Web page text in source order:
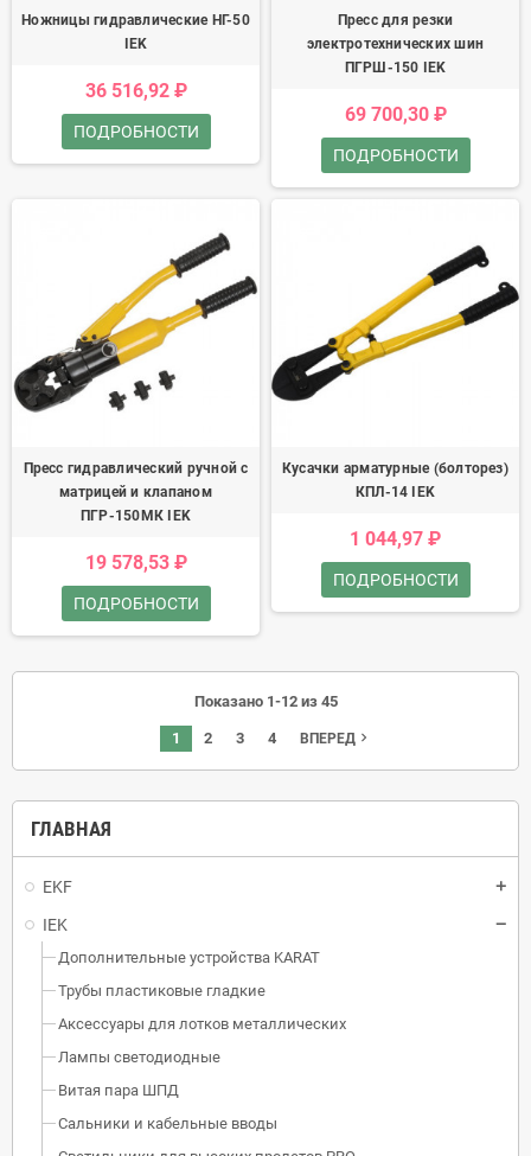
ГЛАВНАЯ
EKF
IEK
Дополнительные устройства KARAT
Трубы пластиковые гладкие
Аксессуары для лотков металлических
Лампы светодиодные
Витая пара ШПД
Сальники и кабельные вводы
Ножницы гидравлические НГ-50
IEK
36 516,92 ₽
ПОДРОБНОСТИ
Пресс для резки
электротехнических шин
ПГРШ-150 IEK
69 700,30 ₽
ПОДРОБНОСТИ
Пресс гидравлический ручной с
матрицей и клапаном
ПГР-150МК IEK
19 578,53 ₽
ПОДРОБНОСТИ
Кусачки арматурные (болторез)
КПЛ-14 IEK
1 044,97 ₽
ПОДРОБНОСТИ
Показано 1-12 из 45
1 2 3 4 ВПЕРЕДnavigate_next